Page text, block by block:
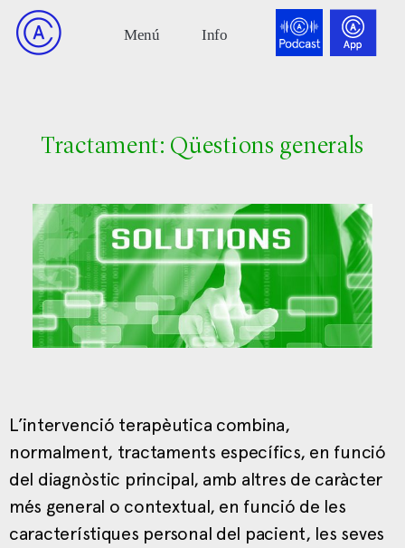
Tractament: Qüestions generals
L’intervenció terapèutica combina,
normalment, tractaments específics, en funció
del diagnòstic principal, amb altres de caràcter
més general o contextual, en funció de les
característiques personal del pacient, les seves